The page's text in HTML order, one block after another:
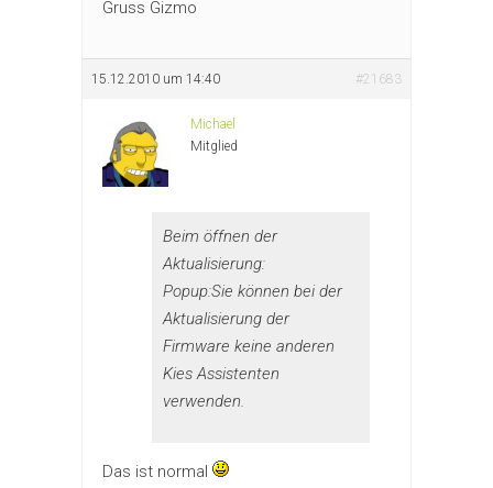
Gruss Gizmo
15.12.2010 um 14:40 #21683
Michael
Mitglied
Beim öffnen der
Aktualisierung:
Popup:Sie können bei der
Aktualisierung der
Firmware keine anderen
Kies Assistenten
verwenden.
Das ist normal